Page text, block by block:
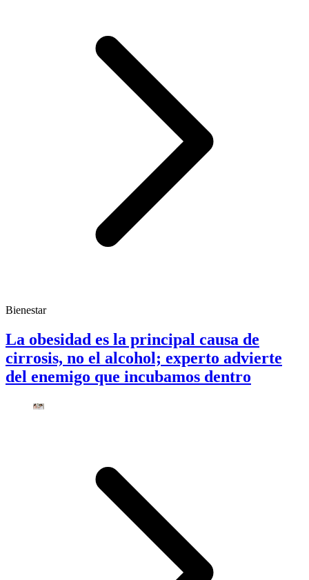
Bienestar
La obesidad es la principal causa de
cirrosis, no el alcohol; experto advierte
del enemigo que incubamos dentro